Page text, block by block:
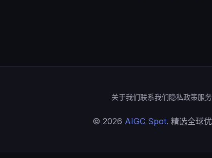
关于我们联系我们隐私政策服
© 2026 AIGC Spot. 精选全球